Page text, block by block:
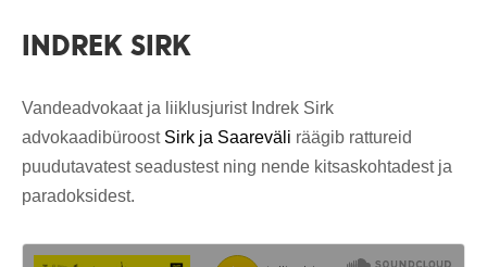
INDREK SIRK
Vandeadvokaat ja liiklusjurist Indrek Sirk
advokaadibüroost Sirk ja Saareväli räägib rattureid
puudutavatest seadustest ning nende kitsaskohtadest ja
paradoksidest.